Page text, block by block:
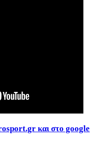
και στο google